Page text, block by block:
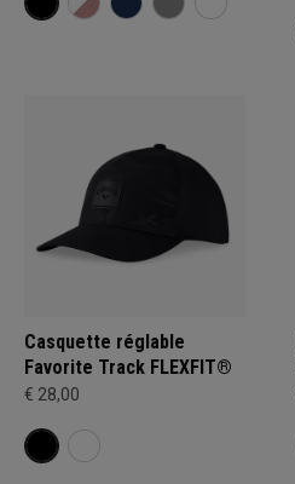
Casquette réglable
Favorite Track FLEXFIT®
€ 28,00